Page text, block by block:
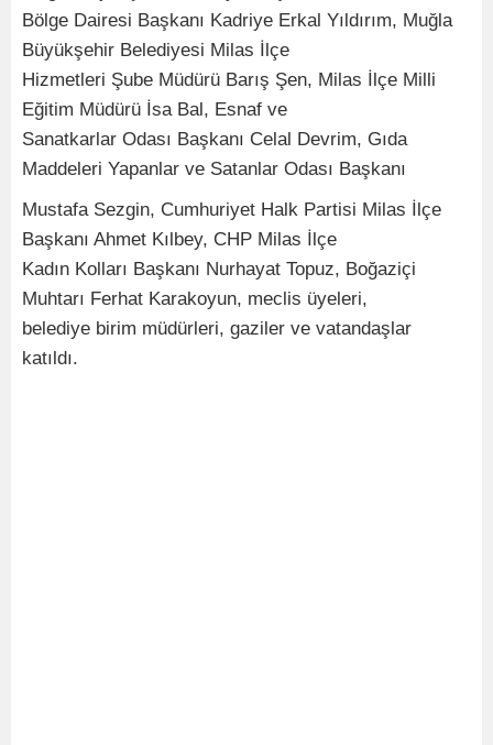
Bölge Dairesi Başkanı Kadriye Erkal Yıldırım, Muğla
Büyükşehir Belediyesi Milas İlçe
Hizmetleri Şube Müdürü Barış Şen, Milas İlçe Milli
Eğitim Müdürü İsa Bal, Esnaf ve
Sanatkarlar Odası Başkanı Celal Devrim, Gıda
Maddeleri Yapanlar ve Satanlar Odası Başkanı
Mustafa Sezgin, Cumhuriyet Halk Partisi Milas İlçe
Başkanı Ahmet Kılbey, CHP Milas İlçe
Kadın Kolları Başkanı Nurhayat Topuz, Boğaziçi
Muhtarı Ferhat Karakoyun, meclis üyeleri,
belediye birim müdürleri, gaziler ve vatandaşlar
katıldı.